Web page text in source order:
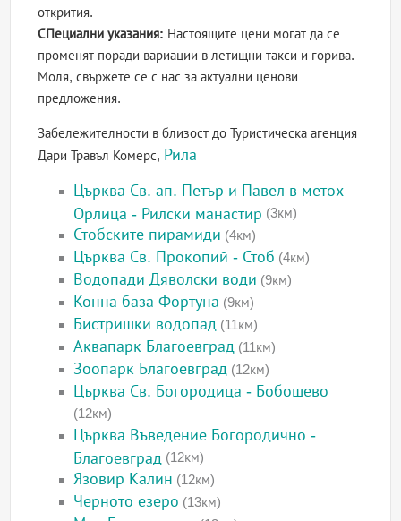
открития.
СПециални указания: Настоящите цени могат да се
променят поради вариации в летищни такси и горива.
Моля, свържете се с нас за актуални ценови
предложения.
Забележителности в близост до Туристическа агенция
Дари Травъл Комерс, Рила
Църква Св. ап. Петър и Павел в метох
Орлица - Рилски манастир (3км)
Стобските пирамиди (4км)
Църква Св. Прокопий - Стоб (4км)
Водопади Дяволски води (9км)
Конна база Фортуна (9км)
Бистришки водопад (11км)
Аквапарк Благоевград (11км)
Зоопарк Благоевград (12км)
Църква Св. Богородица - Бобошево
(12км)
Църква Въведение Богородично -
Благоевград (12км)
Язовир Калин (12км)
Черното езеро (13км)